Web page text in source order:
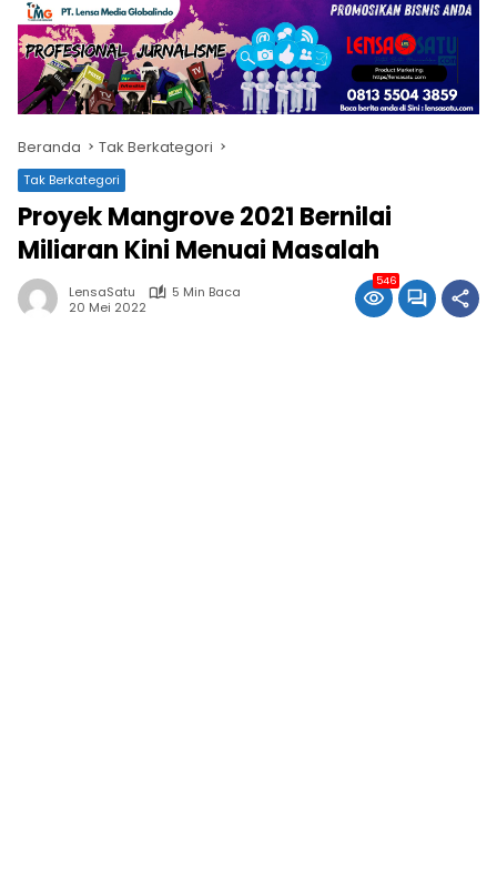
Beranda Tak Berkategori
Tak Berkategori
Proyek Mangrove 2021 Bernilai
Miliaran Kini Menuai Masalah
LensaSatu
5 Min Baca
20 Mei 2022
546